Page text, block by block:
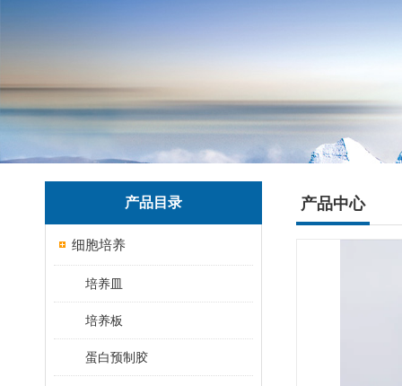
产品目录
细胞培养
培养皿
培养板
蛋白预制胶
产品中心